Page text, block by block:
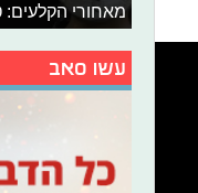
מאחורי הקלעים:
עשו סאב